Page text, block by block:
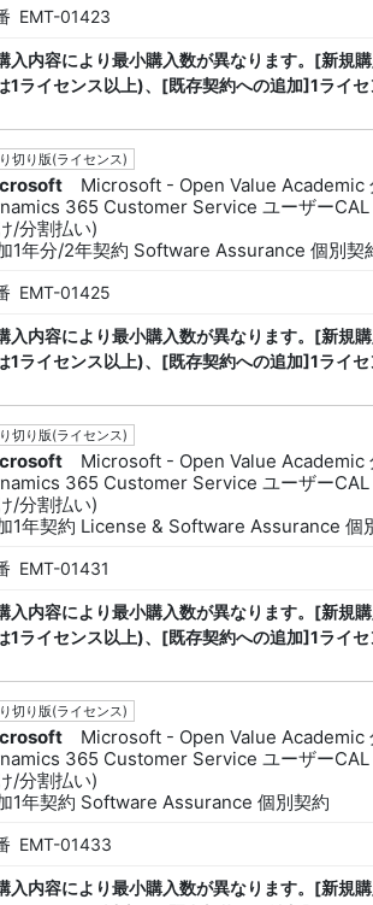
EMT-01423
入内容により最小購入数が異なります。[新規
1ライセンス以上)、[既存契約への追加]1ライセ
切り版(ライセンス)
Microsoft - Open Value Academic
365 Customer Service ユーザー
/分割払い)
1年分/2年契約 Software Assurance 個別契
EMT-01425
入内容により最小購入数が異なります。[新規
1ライセンス以上)、[既存契約への追加]1ライセ
切り版(ライセンス)
Microsoft - Open Value Academic
365 Customer Service ユーザー
/分割払い)
1年契約 License & Software Assurance 個
EMT-01431
入内容により最小購入数が異なります。[新規
1ライセンス以上)、[既存契約への追加]1ライセ
切り版(ライセンス)
Microsoft - Open Value Academic
365 Customer Service ユーザー
/分割払い)
1年契約 Software Assurance 個別契約
EMT-01433
入内容により最小購入数が異なります。[新規